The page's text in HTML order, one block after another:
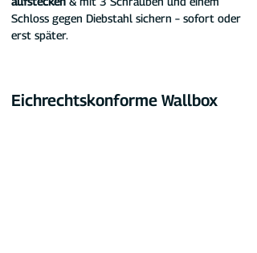
Schloss gegen Diebstahl sichern – sofort oder
erst später.
Eichrechtskonforme Wallbox